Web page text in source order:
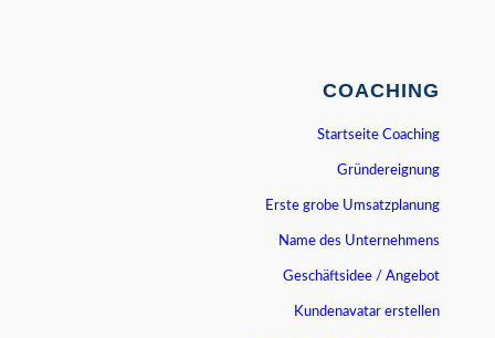
COACHING
Startseite Coaching
Gründereignung
Erste grobe Umsatzplanung
Name des Unternehmens
Geschäftsidee / Angebot
Kundenavatar erstellen